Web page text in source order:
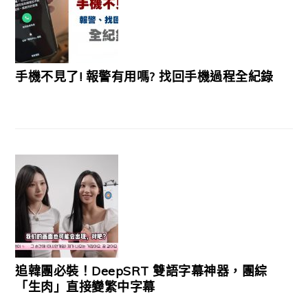
手機不見了! 報警有用嗎? 找回手機過程全紀錄
追韓團必裝！DeepSRT 雙語字幕神器，團綜
「生肉」直接變繁中字幕